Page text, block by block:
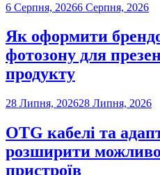
6 Серпня, 20266 Серпня, 2026
Як оформити
фотозону для
продукту
28 Липня, 202628 Липня, 2026
OTG кабелі та
розширити
пристроїв